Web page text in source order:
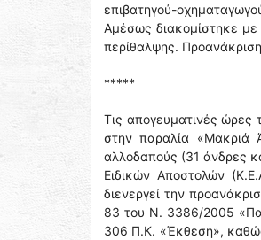
επιβατηγού-
Αμέσως διακομίστηκε με
περίθαλψης.
*****
Τις απογευματινές
στην παραλία «Μακριά
αλλοδαπούς (31 άνδρες
Ειδικών Αποστολών
διενεργεί την
83 του Ν. 3386/2005
306 Π.Κ. «Έκθεση»,